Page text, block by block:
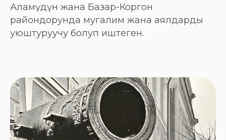
Аламүдүн жана Базар-Коргон
райондорунда мугалим жана аялдарды
уюштуруучу болуп иштеген.